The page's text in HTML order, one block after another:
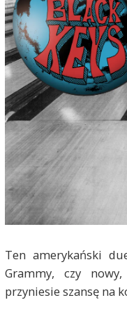
Ten amerykański
Grammy, czy
przyniesie szansę na